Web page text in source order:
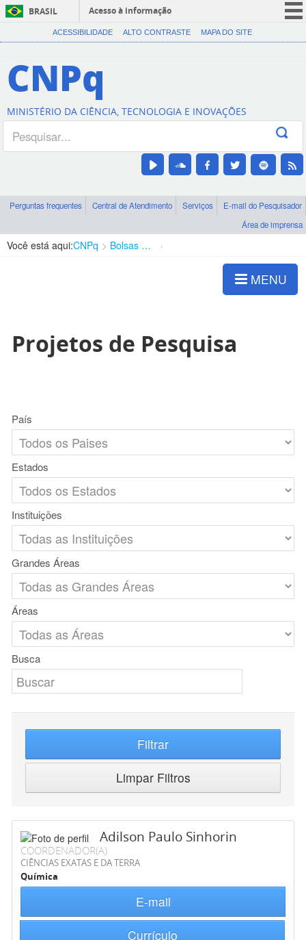
BRASIL
Acesso à informação
CORONAVÍRUS (COVID-19)
Canais
ACESSIBILIDADE ALTO CONTRASTE MAPA DO SITE
CNPq
MINISTÉRIO DA CIÊNCIA, TECNOLOGIA E INOVAÇÕES
Perguntas frequentes Central de Atendimento Serviços
E-mail do Pesquisador
Área de imprensa
Você está aqui:CNPq Bolsas e Auxílios Vigentes
MENU
Projetos de Pesquisa
País
Estados
Instituições
Grandes Áreas
Áreas
Busca
Filtrar
Limpar Filtros
Adilson Paulo Sinhorin
COORDENADOR(A)
CIÊNCIAS EXATAS E DA TERRA
Química
E-mail
Currículo